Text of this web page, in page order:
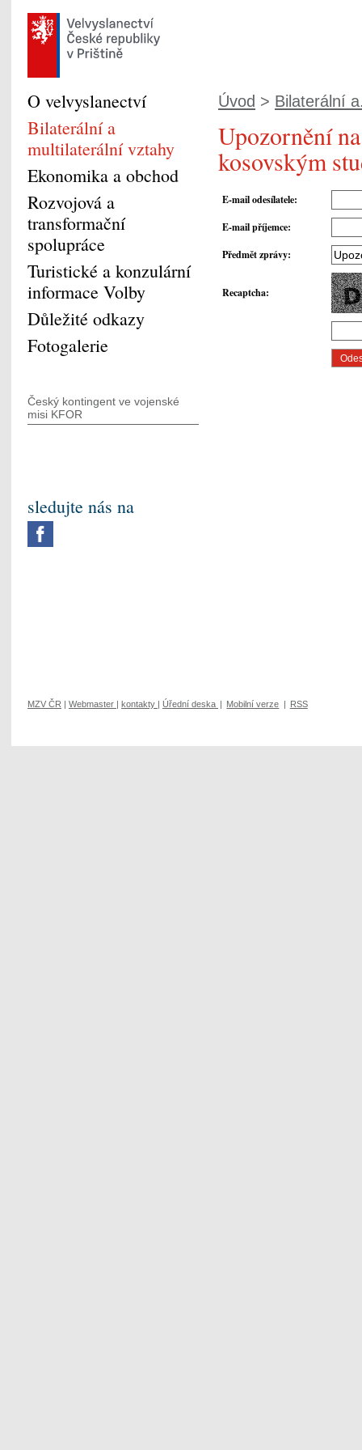
Úvod > Bilaterální
Upozornění
kosovským
E-mail odesílatele:
E-mail příjemce:
Předmět zprávy:
Recaptcha:
O velvyslanectví
Bilaterální a
multilaterální vztahy
Ekonomika a obchod
Rozvojová a
transformační
spolupráce
Turistické a konzulární
informace Volby
Důležité odkazy
Fotogalerie
Český kontingent ve vojenské
misi KFOR
sledujte nás na
MZV ČR | Webmaster | kontakty | Úřední deska | Mobilní verze | RSS